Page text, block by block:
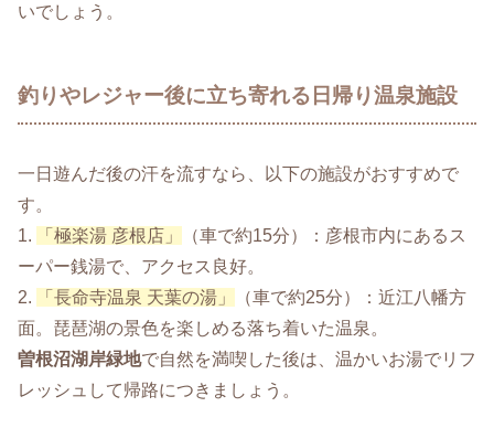
いでしょう。
釣りやレジャー後に立ち寄れる日帰り温泉施設
一日遊んだ後の汗を流すなら、以下の施設がおすすめで
す。
1.
「極楽湯 彦根店」
（車で約15分）：彦根市内にあるス
ーパー銭湯で、アクセス良好。
2.
「長命寺温泉 天葉の湯」
（車で約25分）：近江八幡方
面。琵琶湖の景色を楽しめる落ち着いた温泉。
曽根沼湖岸緑地で自然を満喫した後は、温かいお湯でリフ
レッシュして帰路につきましょう。